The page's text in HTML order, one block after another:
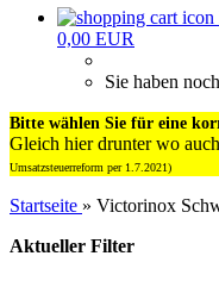
0,00 EUR
Sie haben
Bitte wählen Sie für eine
Gleich hier drunter wo
Umsatzsteuerreform per 1.7.2021)
Startseite » Victorinox
Aktueller Filter